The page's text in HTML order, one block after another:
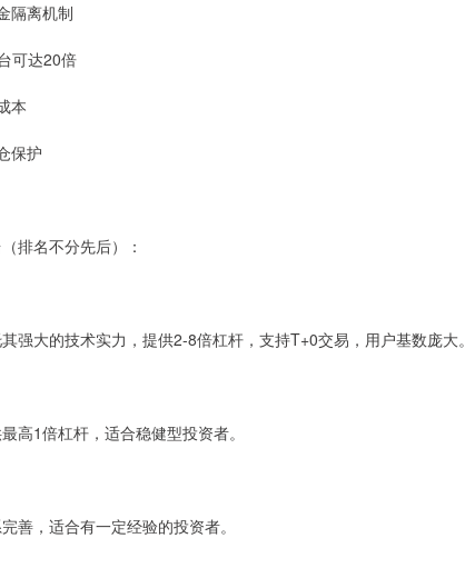
隔离机制
可达20倍
本
保护
排名不分先后）：
大的技术实力，提供2-8倍杠杆，支持T+0交易，用户基数庞大。
高1倍杠杆，适合稳健型投资者。
善，适合有一定经验的投资者。